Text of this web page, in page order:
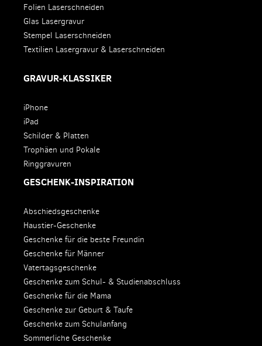
Folien Laserschneiden
Glas Lasergravur
Stempel Laserschneiden
Textilien Lasergravur & Laserschneiden
GRAVUR-KLASSIKER
iPhone
iPad
Schilder & Platten
Trophäen und Pokale
Ringgravuren
GESCHENK-INSPIRATION
Abschiedsgeschenke
Haustier-Geschenke
Geschenke für die beste Freundin
Geschenke für Männer
Vatertagsgeschenke
Geschenke zum Schul- & Studienabschluss
Geschenke für die Mama
Geschenke zur Geburt & Taufe
Geschenke zum Schulanfang
Sommerliche Geschenke